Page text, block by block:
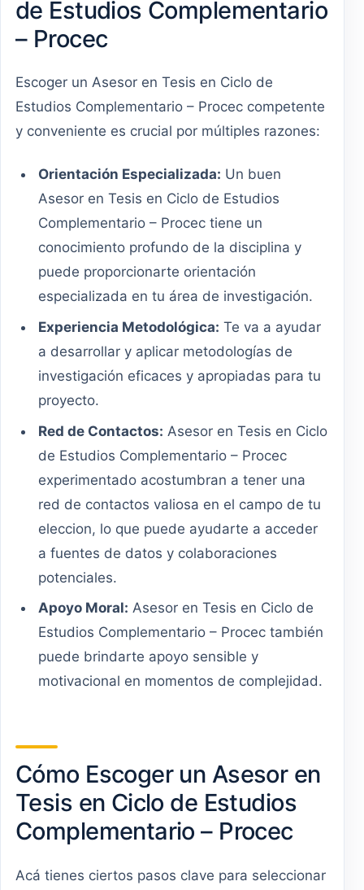
de Estudios Complementario
– Procec
Escoger un Asesor en Tesis en Ciclo de
Estudios Complementario – Procec competente
y conveniente es crucial por múltiples razones:
Orientación Especializada: Un buen
Asesor en Tesis en Ciclo de Estudios
Complementario – Procec tiene un
conocimiento profundo de la disciplina y
puede proporcionarte orientación
especializada en tu área de investigación.
Experiencia Metodológica: Te va a ayudar
a desarrollar y aplicar metodologías de
investigación eficaces y apropiadas para tu
proyecto.
Red de Contactos: Asesor en Tesis en Ciclo
de Estudios Complementario – Procec
experimentado acostumbran a tener una
red de contactos valiosa en el campo de tu
eleccion, lo que puede ayudarte a acceder
a fuentes de datos y colaboraciones
potenciales.
Apoyo Moral: Asesor en Tesis en Ciclo de
Estudios Complementario – Procec también
puede brindarte apoyo sensible y
motivacional en momentos de complejidad.
Cómo Escoger un Asesor en
Tesis en Ciclo de Estudios
Complementario – Procec
Acá tienes ciertos pasos clave para seleccionar